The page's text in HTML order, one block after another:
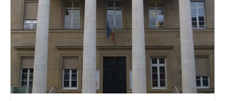
FEEL GOOD
TRANSPORTS
ÉCONOMIE